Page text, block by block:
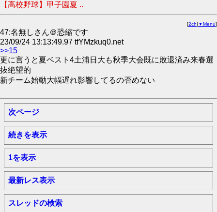
【高校野球】甲子園夏 ..
[2ch| ▼Menu]
47:名無しさん＠恐縮です
23/09/24 13:13:49.97 tfYMzkuq0.net
>>15
更に言うと夏ベスト4土浦日大も秋季大会既に敗退済み来春選
抜絶望的
新チーム始動大幅遅れ影響してるの否めない
次ページ
続きを表示
1を表示
最新レス表示
スレッドの検索